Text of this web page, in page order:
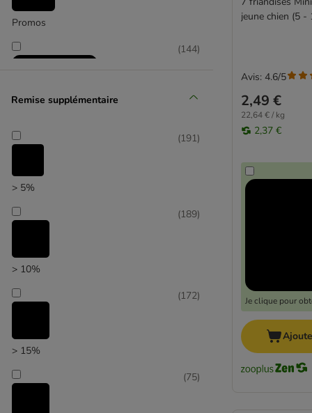
Greenies
Happy Dog
KONG
mera
Phil & Sons Butchers
Adventuros
RINTI
Rosie's Farm
Sammy's
SmartBones
Vitakraft
Promos
(144)
Remise supplémentaire
> 5%
(191)
> 10%
(189)
> 15%
(172)
(75)
jeune chien (5 -
2,49 €
22,64 € / kg
2,37 €
Je clique pour
Avis: 4.6/5